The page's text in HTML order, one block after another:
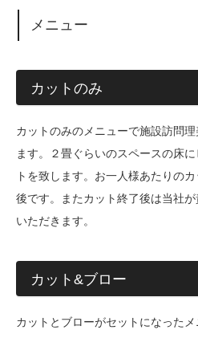
メニュー
カットのみ
カットのみのメニューで施設訪問
ます。２畳ぐらいのスペースの床
トを致します。お一人様あたりの
後です。またカット終了後は当社
いただきます。
カット&ブロー
カットとブローがセットになった